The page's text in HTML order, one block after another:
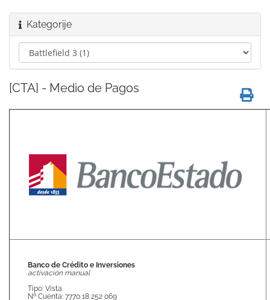
Kategorije
[CTA] - Medio de Pagos
Banco de Crédito e Inversiones
activación manual
Tipo: Vista
Nº Cuenta: 7770 18 252 069